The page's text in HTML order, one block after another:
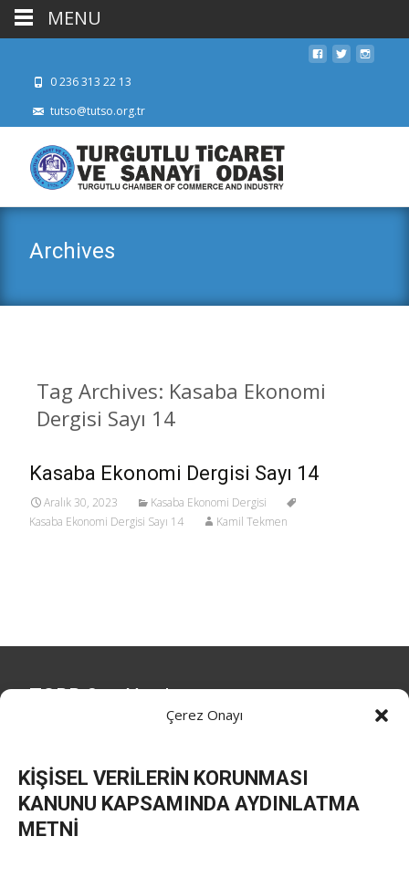
Çerez Onayı
KİŞİSEL VERİLERİN KORUNMASI
KANUNU KAPSAMINDA AYDINLATMA
METNİ
0 236 313 22 13
tutso@tutso.org.tr
Archives
Tag Archives: Kasaba Ekonomi
Dergisi Sayı 14
Kasaba Ekonomi Dergisi Sayı 14
Aralık 30, 2023
Kasaba Ekonomi Dergisi
Kasaba Ekonomi Dergisi Sayı 14
Kamil Tekmen
TOBB Son Yazılar
Kahramanmaraş Ticaret ve Sanayi Odası’nın yeni
MENU